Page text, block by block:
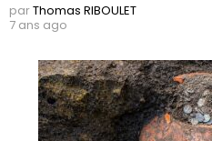
parThomas RIBOULET
7 ans ago